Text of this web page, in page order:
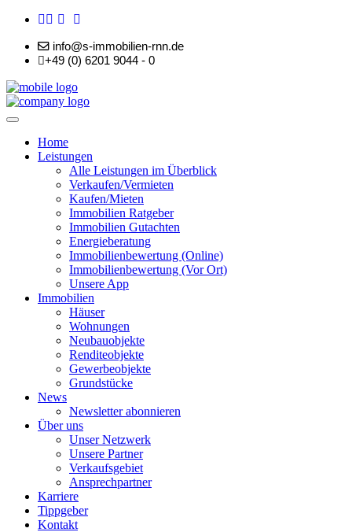
info@s-immobilien-rnn.de
+49 (0) 6201 9044 - 0
Home
Leistungen
Alle Leistungen im Überblick
Verkaufen/Vermieten
Kaufen/Mieten
Immobilien Ratgeber
Immobilien Gutachten
Energieberatung
Immobilienbewertung (Online)
Immobilienbewertung (Vor Ort)
Unsere App
Immobilien
Häuser
Wohnungen
Neubauobjekte
Renditeobjekte
Gewerbeobjekte
Grundstücke
News
Newsletter abonnieren
Über uns
Unser Netzwerk
Unsere Partner
Verkaufsgebiet
Ansprechpartner
Karriere
Tippgeber
Kontakt